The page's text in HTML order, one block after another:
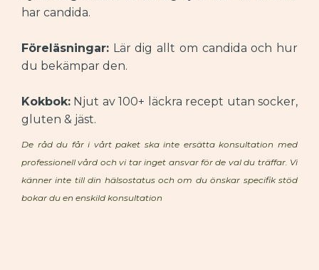
har candida.
Föreläsningar: Lär dig allt om candida och hur
du bekämpar den.
Kokbok: Njut av 100+ läckra recept utan socker,
gluten & jäst.
De råd du får i vårt paket ska inte ersätta konsultation med
professionell vård och vi tar inget ansvar för de val du träffar. Vi
känner inte till din hälsostatus och om du önskar specifik stöd
bokar du en enskild konsultation